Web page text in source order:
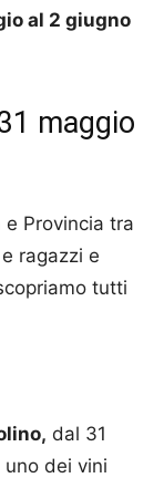
al 2 giugno
maggio
Provincia tra
ragazzi e
tutti
dal 31
dei vini